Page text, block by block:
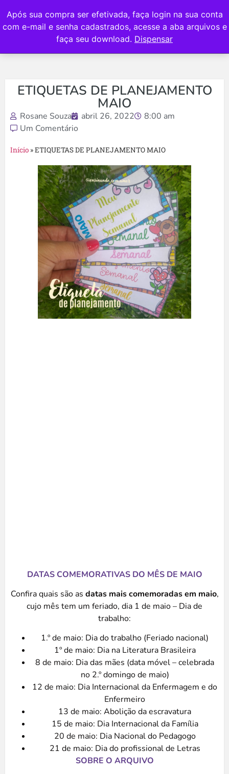
Após sua compra ser efetivada, faça login na sua conta
com e-mail e senha cadastrados, acesse a aba arquivos e
faça seu download. Dispensar
ETIQUETAS DE PLANEJAMENTO
MAIO
Rosane Souza abril 26, 2022
8:00 am
Um Comentário
Início »ETIQUETAS DE PLANEJAMENTO MAIO
DATAS COMEMORATIVAS DO MÊS DE MAIO
Confira quais são as datas mais comemoradas em maio,
cujo mês tem um feriado, dia 1 de maio – Dia de
trabalho:
1.º de maio: Dia do trabalho (Feriado nacional)
1º de maio: Dia na Literatura Brasileira
8 de maio: Dia das mães (data móvel – celebrada
no 2.º domingo de maio)
12 de maio: Dia Internacional da Enfermagem e do
Enfermeiro
13 de maio: Abolição da escravatura
15 de maio: Dia Internacional da Família
20 de maio: Dia Nacional do Pedagogo
21 de maio: Dia do profissional de Letras
SOBRE O ARQUIVO